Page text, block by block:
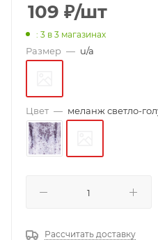
109 ₽/шт
: 3 в 3 магазинах
Размер — u/a
Цвет — меланж светло-
Рассчитать доставку